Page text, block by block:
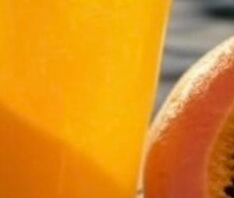
Fermentés au Levain Panaire :